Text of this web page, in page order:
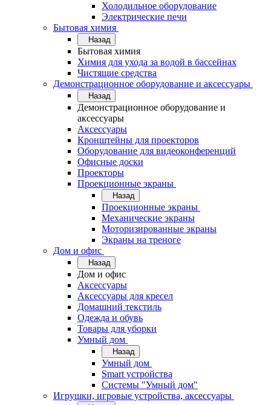
Холодильное оборудование
Электрические печи
Бытовая химия
Назад
Бытовая химия
Химия для ухода за водой в бассейнах
Чистящие средства
Демонстрационное оборудование и аксессуары
Назад
Демонстрационное оборудование и
аксессуары
Аксессуары
Кронштейны для проекторов
Оборудование для видеоконференций
Офисные доски
Проекторы
Проекционные экраны
Назад
Проекционные экраны
Механические экраны
Моторизированные экраны
Экраны на треноге
Дом и офис
Назад
Дом и офис
Аксессуары
Аксессуары для кресел
Домашний текстиль
Одежда и обувь
Товары для уборки
Умный дом
Назад
Умный дом
Smart устройства
Системы "Умный дом"
Игрушки, игровые устройства, аксессуары